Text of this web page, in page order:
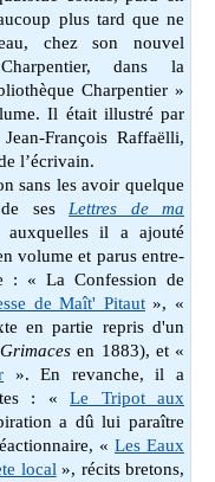
plus tard que ne
chez son nouvel
dans la
Charpentier »
Il était illustré par
François Raffaëlli,
l’écrivain.
sans les avoir quelque
de sesLettres de ma
auxquelles il a ajouté
volume et parus entre-
: « La Confession de
de Maît' Pitaut», «
en partie repris d'un
en 1883), et «
». En revanche, il a
: «Le Tripot aux
a dû lui paraître
« Les Eaux
local», récits bretons,